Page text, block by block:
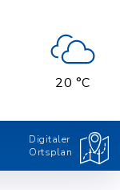
20 °C
Digitaler
Ortsplan